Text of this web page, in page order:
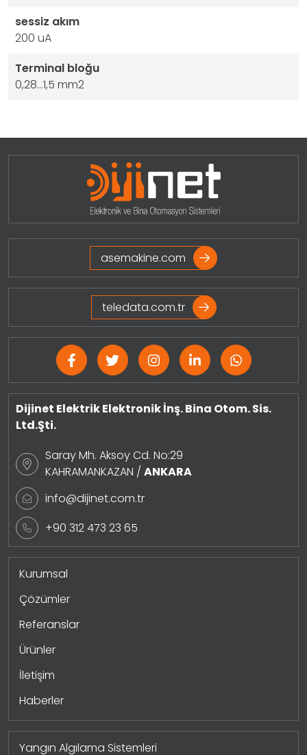
sessiz akım
200 uA
Terminal bloğu
0,28...1,5 mm2
asemakine.com
teledata.com.tr
Dijinet Elektrik Elektronik İnş. Bina Otom. Sis.
Ltd.Şti.
Saray Mh. Aksoy Cd. No:29
KAHRAMANKAZAN / ANKARA
info@dijinet.com.tr
+90 312 473 23 65
Kurumsal
Çözümler
Referanslar
Ürünler
İletişim
Haberler
Yangın Algılama Sistemleri